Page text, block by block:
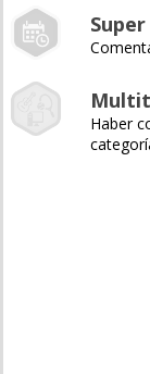
Haber